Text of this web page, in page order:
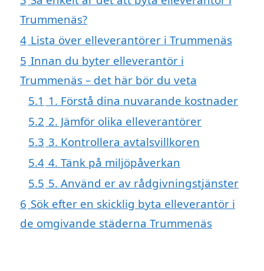
Trummenäs?
4 Lista över elleverantörer i Trummenäs
5 Innan du byter elleverantör i
Trummenäs – det här bör du veta
5.1 1. Förstå dina nuvarande kostnader
5.2 2. Jämför olika elleverantörer
5.3 3. Kontrollera avtalsvillkoren
5.4 4. Tänk på miljöpåverkan
5.5 5. Använd er av rådgivningstjänster
6 Sök efter en skicklig byta elleverantör i
de omgivande städerna Trummenäs